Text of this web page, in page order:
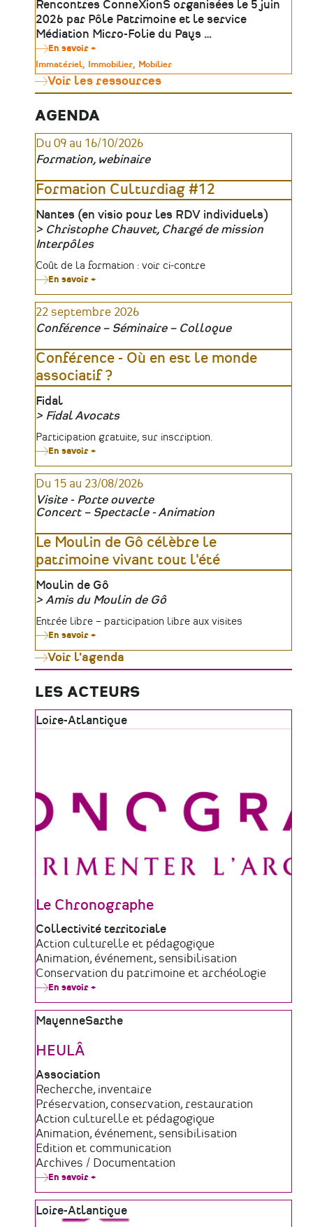
Ateliers
Rencontres ConneXionS organisées le 5 juin
2026 par Pôle Patrimoine et le service
Médiation Micro-Folie du Pays …
En savoir +
Outils
numériques
&
médiation
révéler
le
patrimoine
absent,
invisible
ou
|
Table
Type
de
patrimoine
Immatériel Immobilier Mobilier
Voir les ressources
AGENDA
Du 09 au 16/10/2026
Formation, webinaire
Formation Culturdiag #12
Lieu
Nantes (en visio pour les RDV individuels)
Organisateur
Christophe Chauvet, Chargé de mission
Interpôles
Tarifs
Coût de la formation : voir ci-contre
En savoir +
Culturdiag
#12
22 septembre 2026
Conférence – Séminaire – Colloque
Conférence - Où en est le monde
associatif ?
Lieu
Fidal
Organisateur
Fidal Avocats
Tarifs
Participation gratuite, sur inscription.
En savoir +
-
Où
est
le
associatif
?
Du 15 au 23/08/2026
Visite - Porte ouverte
Concert – Spectacle - Animation
Le Moulin de Gô célèbre le
patrimoine vivant tout l'été
Lieu
Moulin de Gô
Organisateur
Amis du Moulin de Gô
Tarifs
Entrée libre – participation libre aux visites
En savoir +
Moulin
de
célèbre
le
patrimoine
vivant
tout
Voir l'agenda
LES ACTEURS
Zone
Loire-Atlantique
Le Chronographe
Type
de
structure
Collectivité territoriale
Domaine
d'activité
Action culturelle et pédagogique
Animation, événement, sensibilisation
Conservation du patrimoine et archéologie
En savoir +
Chronographe
Zone
MayenneSarthe
HEULÂ
Type
de
structure
Association
Domaine
d'activité
Recherche, inventaire
Préservation, conservation, restauration
Action culturelle et pédagogique
Animation, événement, sensibilisation
Edition et communication
Archives / Documentation
En savoir +
Zone
Loire-Atlantique